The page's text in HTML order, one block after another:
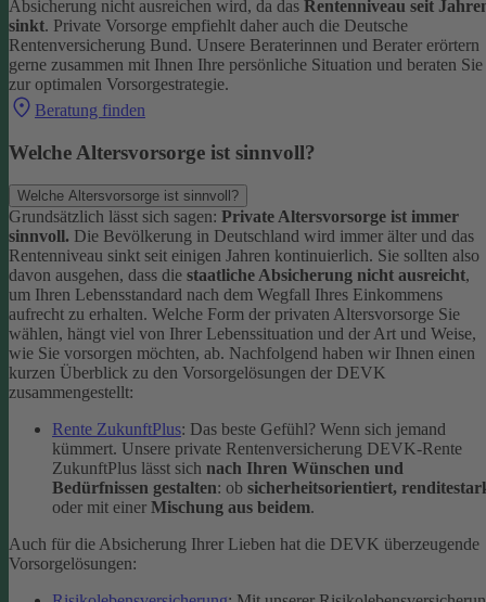
Absicherung nicht ausreichen wird, da das Rentenniveau seit
sinkt. Private Vorsorge empfiehlt daher auch die Deutsche
Rentenversicherung Bund. Unsere Beraterinnen und Berater erörtern
gerne zusammen mit Ihnen Ihre persönliche Situation und beraten Sie
zur optimalen Vorsorgestrategie.
Beratung finden
Welche Altersvorsorge ist sinnvoll?
Welche Altersvorsorge ist sinnvoll?
Grundsätzlich lässt sich sagen: Private Altersvorsorge ist immer
sinnvoll. Die Bevölkerung in Deutschland wird immer älter und das
Rentenniveau sinkt seit einigen Jahren kontinuierlich. Sie sollten also
davon ausgehen, dass die staatliche Absicherung nicht ausreicht,
um Ihren Lebensstandard nach dem Wegfall Ihres Einkommens
aufrecht zu erhalten. Welche Form der privaten Altersvorsorge Sie
wählen, hängt viel von Ihrer Lebenssituation und der Art und Weise,
wie Sie vorsorgen möchten, ab. Nachfolgend haben wir Ihnen einen
kurzen Überblick zu den Vorsorgelösungen der DEVK
zusammengestellt:
Rente ZukunftPlus: Das beste Gefühl? Wenn sich jemand
kümmert. Unsere private Rentenversicherung DEVK-Rente
ZukunftPlus lässt sich nach Ihren Wünschen und
Bedürfnissen gestalten: ob sicherheitsorientiert,
oder mit einer Mischung aus beidem.
Auch für die Absicherung Ihrer Lieben hat die DEVK überzeugende
Vorsorgelösungen: